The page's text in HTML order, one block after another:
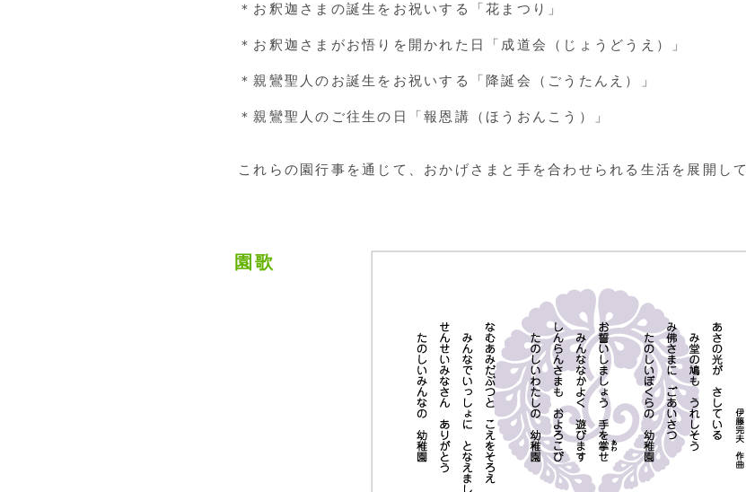
＊お釈迦さまの誕生をお祝いする「花まつり」
＊お釈迦さまがお悟りを開かれた日「成道会（じょうどうえ）」
＊親鸞聖人のお誕生をお祝いする「降誕会（ごうたんえ）」
＊親鸞聖人のご往生の日「報恩講（ほうおんこう）」
これらの園行事を通じて、おかげさまと手を合わせられる生活を展開し
園歌